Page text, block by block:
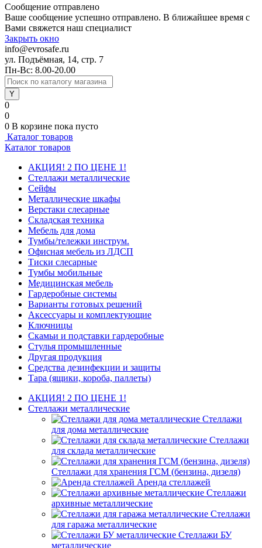
Сообщение отправлено
Ваше сообщение успешно отправлено. В ближайшее время с
Вами свяжется наш специалист
Закрыть окно
info@evrosafe.ru
ул. Подъёмная, 14, стр. 7
Пн-Вс: 8.00-20.00
0
0
0 В корзине пока пусто
Каталог товаров
Каталог товаров
АКЦИЯ! 2 ПО ЦЕНЕ 1!
Стеллажи металлические
Сейфы
Металлические шкафы
Верстаки слесарные
Складская техника
Мебель для дома
Тумбы/тележки инструм.
Офисная мебель из ЛДСП
Тиски слесарные
Тумбы мобильные
Медицинская мебель
Гардеробные системы
Варианты готовых решений
Аксессуары и комплектующие
Ключницы
Скамьи и подставки гардеробные
Стулья промышленные
Другая продукция
Средства дезинфекции и защиты
Тара (ящики, короба, паллеты)
АКЦИЯ! 2 ПО ЦЕНЕ 1!
Стеллажи металлические
Стеллажи
для дома металлические
Стеллажи
для склада металлические
Стеллажи для хранения ГСМ (бензина, дизеля)
Аренда стеллажей
Стеллажи
архивные металлические
Стеллажи
для гаража металлические
Стеллажи БУ
металлические